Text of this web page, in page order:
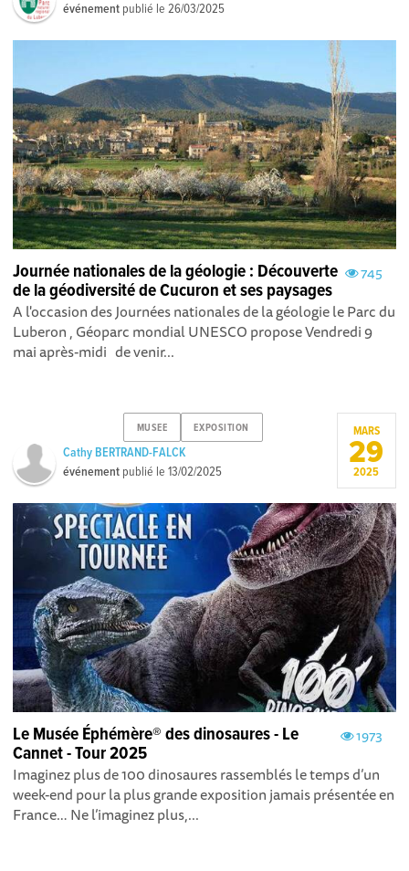
événement publié le26/03/2025
745
Journée nationales de la géologie : Découverte
de la géodiversité de Cucuron et ses paysages
A l'occasion des Journées nationales de la géologie le Parc du
Luberon , Géoparc mondial UNESCO propose Vendredi 9
mai après-midi de venir...
MUSEE EXPOSITION
Cathy BERTRAND-FALCK
événement publié le13/02/2025
MARS
29
2025
1973
Le Musée Éphémère® des dinosaures - Le
Cannet - Tour 2025
Imaginez plus de 100 dinosaures rassemblés le temps d’un
week-end pour la plus grande exposition jamais présentée en
France… Ne l’imaginez plus,...